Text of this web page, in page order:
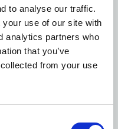
to analyse our traffic.
use of our site with
analytics partners who
that you’ve
from your use